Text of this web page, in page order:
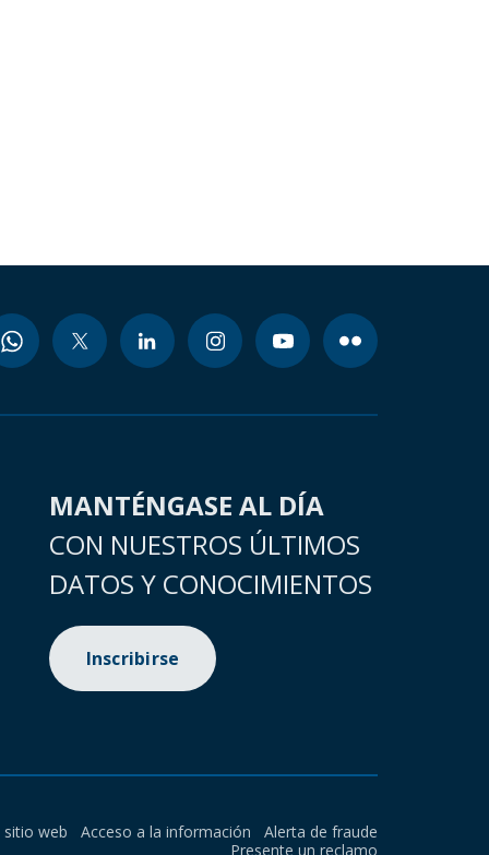
MANTÉNGASE AL DÍA
CON NUESTROS ÚLTIMOS
DATOS Y CONOCIMIENTOS
Inscribirse
sitio web Acceso a la información
Alerta de fraude
Presente un reclamo